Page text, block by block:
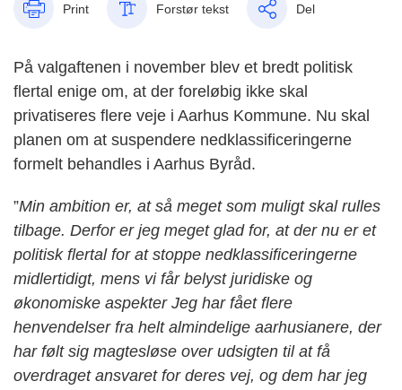
Print Forstør tekst Del
På valgaftenen i november blev et bredt politisk
flertal enige om, at der foreløbig ikke skal
privatiseres flere veje i Aarhus Kommune. Nu skal
planen om at suspendere nedklassificeringerne
formelt behandles i Aarhus Byråd.
”Min ambition er, at så meget som muligt skal rulles
tilbage. Derfor er jeg meget glad for, at der nu er et
politisk flertal for at stoppe nedklassificeringerne
midlertidigt, mens vi får belyst juridiske og
økonomiske aspekter Jeg har fået flere
henvendelser fra helt almindelige aarhusianere, der
har følt sig magtesløse over udsigten til at få
overdraget ansvaret for deres vej, og dem har jeg